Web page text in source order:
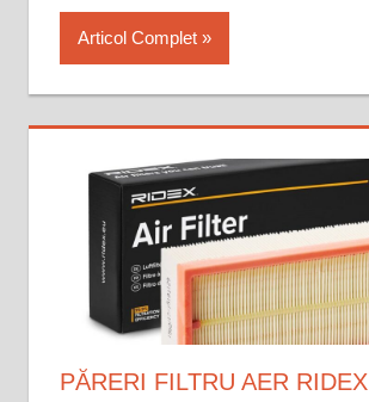
Articol Complet
PĂRERI FILTRU AER RIDEX